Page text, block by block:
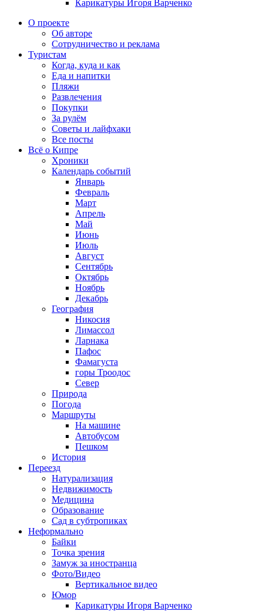
Карикатуры Игоря Варченко
О проекте
Об авторе
Сотрудничество и реклама
Туристам
Когда, куда и как
Еда и напитки
Пляжи
Развлечения
Покупки
За рулём
Советы и лайфхаки
Все посты
Всё о Кипре
Хроники
Календарь событий
Январь
Февраль
Март
Апрель
Май
Июнь
Июль
Август
Сентябрь
Октябрь
Ноябрь
Декабрь
География
Никосия
Лимассол
Ларнака
Пафос
Фамагуста
горы Троодос
Север
Природа
Погода
Маршруты
На машине
Автобусом
Пешком
История
Переезд
Натурализация
Недвижимость
Медицина
Образование
Сад в субтропиках
Неформально
Байки
Точка зрения
Замуж за иностранца
Фото/Видео
Вертикальное видео
Юмор
Карикатуры Игоря Варченко